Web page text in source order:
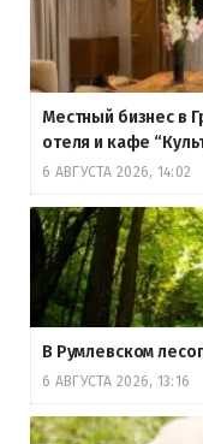
Местный бизнес в
отеля и кафе
6 АВГУСТА 2026, 14:02
В Румлевском
6 АВГУСТА 2026, 13:16